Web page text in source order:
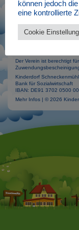
Vereinssatzung
Allgemeine
Der Verein ist berechtigt
Kinderdorf
Bank für Sozialwirtschaft
IBAN: DE91 3702 0500
Mehr Infos | © 2026
können jedoch
eine kontrollierte
Cookie